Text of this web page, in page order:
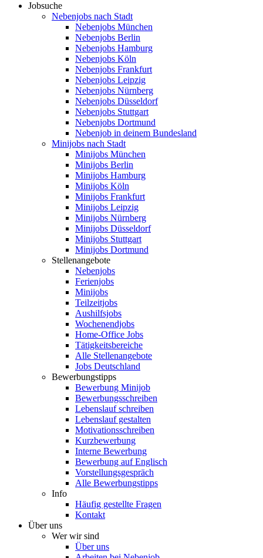
Jobsuche
Nebenjobs nach Stadt
Nebenjobs München
Nebenjobs Berlin
Nebenjobs Hamburg
Nebenjobs Köln
Nebenjobs Frankfurt
Nebenjobs Leipzig
Nebenjobs Nürnberg
Nebenjobs Düsseldorf
Nebenjobs Stuttgart
Nebenjobs Dortmund
Nebenjob in deinem Bundesland
Minijobs nach Stadt
Minijobs München
Minijobs Berlin
Minijobs Hamburg
Minijobs Köln
Minijobs Frankfurt
Minijobs Leipzig
Minijobs Nürnberg
Minijobs Düsseldorf
Minijobs Stuttgart
Minijobs Dortmund
Stellenangebote
Nebenjobs
Ferienjobs
Minijobs
Teilzeitjobs
Aushilfsjobs
Wochenendjobs
Home-Office Jobs
Tätigkeitsbereiche
Alle Stellenangebote
Jobs Deutschland
Bewerbungstipps
Bewerbung Minijob
Bewerbungsschreiben
Lebenslauf schreiben
Lebenslauf gestalten
Motivationsschreiben
Kurzbewerbung
Interne Bewerbung
Bewerbung auf Englisch
Vorstellungsgespräch
Alle Bewerbungstipps
Info
Häufig gestellte Fragen
Kontakt
Über uns
Wer wir sind
Über uns